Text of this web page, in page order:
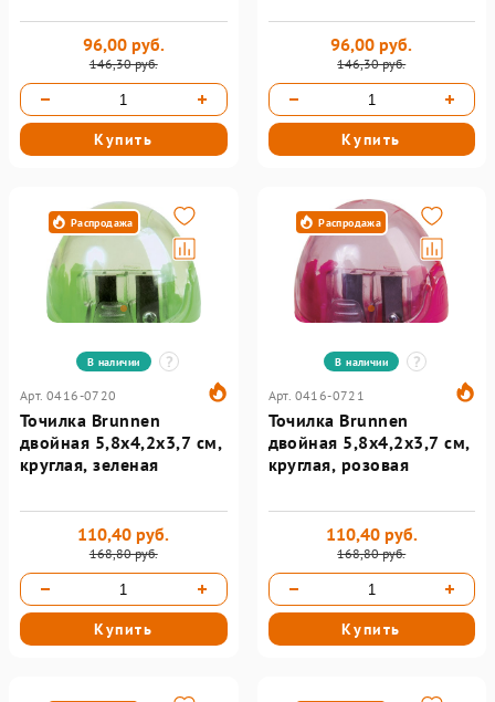
146,30 руб.
96,00 руб.
Купить
146,30 руб.
96,00 руб.
Купить
Распродажа
В наличии
Арт. 0416-0720
Точилка Brunnen
двойная 5,8х4,2х3,7 см,
круглая, зеленая
168,80 руб.
110,40 руб.
Купить
Распродажа
В наличии
Арт. 0416-0721
Точилка Brunnen
двойная 5,8х4,2х3,7 см,
круглая, розовая
168,80 руб.
110,40 руб.
Купить